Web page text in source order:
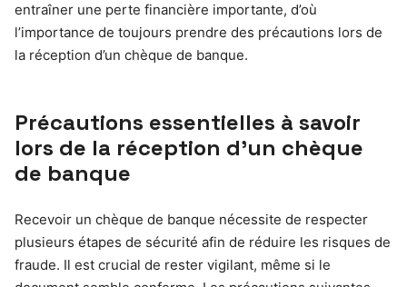
entraîner une perte financière importante, d’où
l’importance de toujours prendre des précautions lors de
la réception d’un chèque de banque.
Précautions essentielles à savoir
lors de la réception d’un chèque
de banque
Recevoir un chèque de banque nécessite de respecter
plusieurs étapes de sécurité afin de réduire les risques de
fraude. Il est crucial de rester vigilant, même si le